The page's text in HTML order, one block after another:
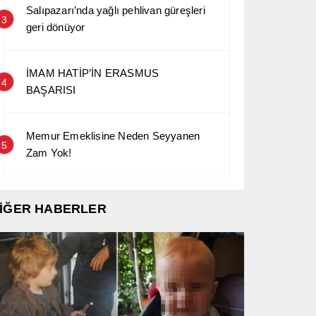
3
Salıpazarı’nda yağlı pehlivan güreşleri
geri dönüyor
4
İMAM HATİP’İN ERASMUS
BAŞARISI
5
Memur Emeklisine Neden Seyyanen
Zam Yok!
HABERLER